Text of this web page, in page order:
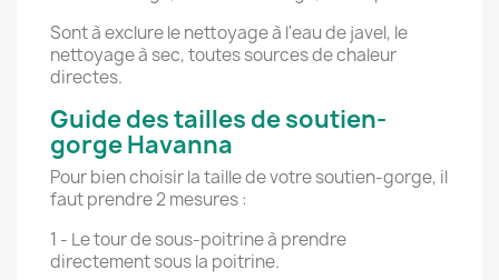
Sont à exclure le nettoyage à l'eau de javel, le
nettoyage à sec, toutes sources de chaleur
directes.
Guide des tailles de soutien-
gorge Havanna
Pour bien choisir la taille de votre soutien-gorge, il
faut prendre 2 mesures :
1 - Le tour de sous-poitrine à prendre
directement sous la poitrine.